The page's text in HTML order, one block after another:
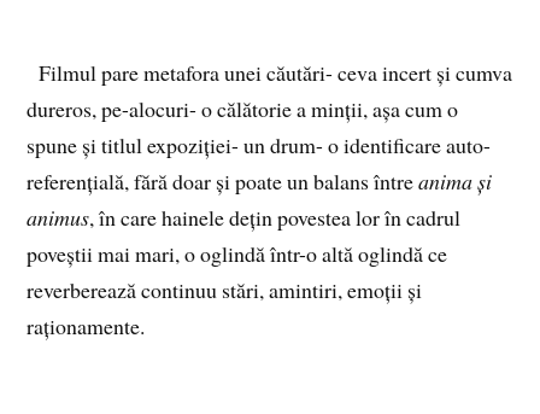
Filmul pare metafora unei căutări- ceva incert și cumva
dureros, pe-alocuri- o călătorie a minții, așa cum o
spune și titlul expoziției- un drum- o identificare auto-
referențială, fără doar și poate un balans întreanima și
animus, în care hainele dețin povestea lor în cadrul
poveștii mai mari, o oglindă într-o altă oglindă ce
reverberează continuu stări, amintiri, emoții și
raționamente.